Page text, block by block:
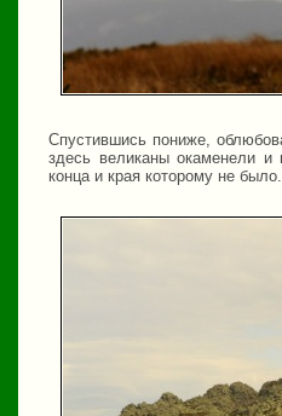
Спустившись пониже,
здесь великаны окаменели
конца и края которому не было.